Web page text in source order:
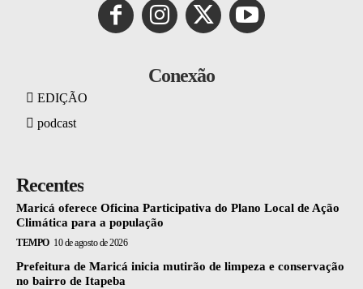
Conexão
EDIÇÃO
podcast
Recentes
Maricá oferece Oficina Participativa do Plano Local de Ação
Climática para a população
TEMPO 10 de agosto de 2026
Prefeitura de Maricá inicia mutirão de limpeza e conservação
no bairro de Itapeba